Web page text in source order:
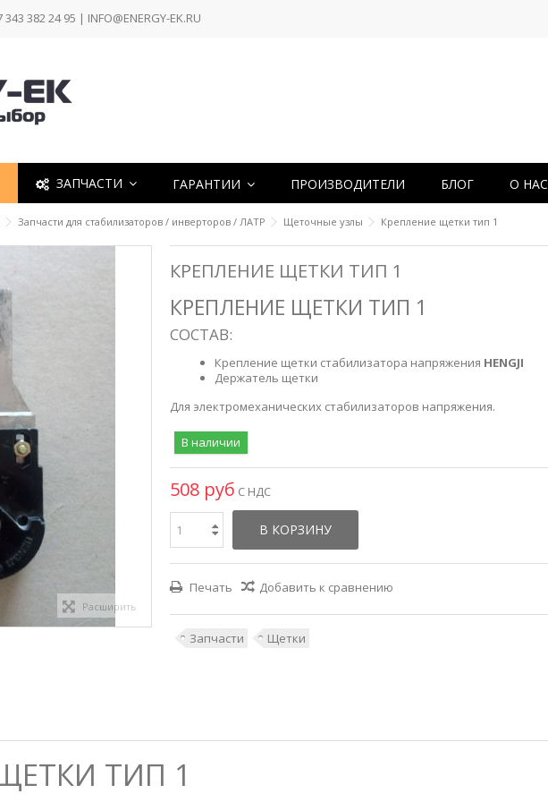
343 382 24 95 | INFO@ENERGY-EK.RU
ЗАПЧАСТИ ГАРАНТИИ ПРОИЗВОДИТЕЛИ БЛОГ О НАС
Запчасти для стабилизаторов / инверторов / ЛАТР Щеточные узлы Крепление щетки тип 1
Расширить
КРЕПЛЕНИЕ ЩЕТКИ ТИП 1
КРЕПЛЕНИЕ ЩЕТКИ ТИП 1
СОСТАВ:
Крепление щетки стабилизатора напряжения HENGJI
Держатель щетки
Для электромеханических стабилизаторов напряжения.
В наличии
508 руб С НДС
В КОРЗИНУ
Печать Добавить к сравнению
Запчасти Щетки
ТИП 1